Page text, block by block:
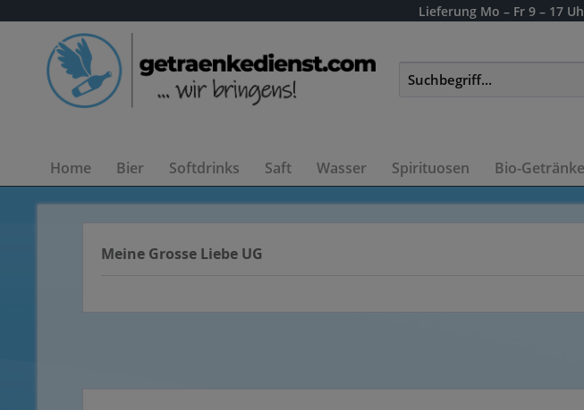
Lieferung Mo – Fr 9 – 17
Home Bier Softdrinks Saft Wasser Spirituosen Bio-Getränke
Meine Grosse Liebe UG